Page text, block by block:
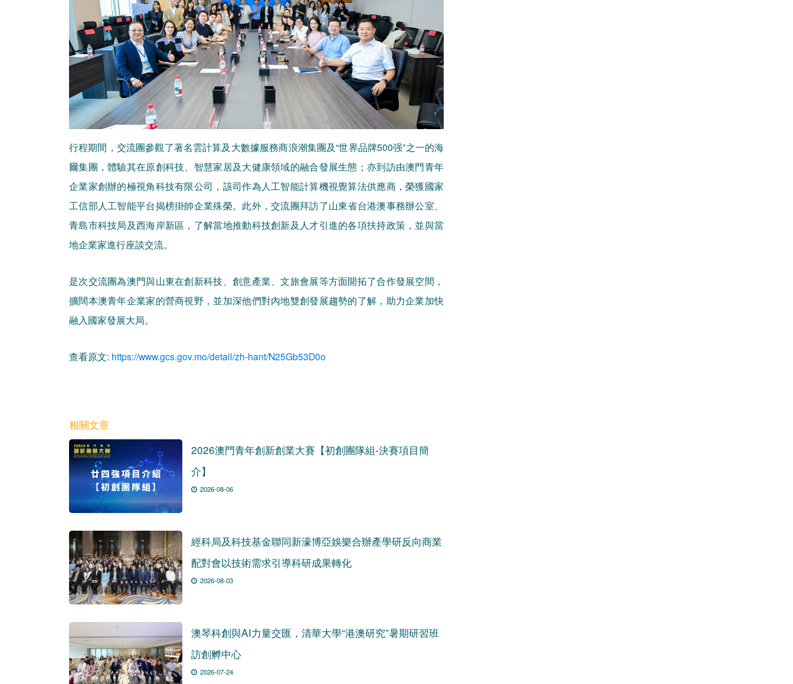
行程期間，交流團參觀了著名雲計算及大數據服務商浪潮集團及“世界品牌500强”之一的海
爾集團，體驗其在原創科技、智慧家居及大健康領域的融合發展生態；亦到訪由澳門青年
企業家創辦的極視角科技有限公司，該司作為人工智能計算機視覺算法供應商，榮獲國家
工信部人工智能平台揭榜掛帥企業殊榮。此外，交流團拜訪了山東省台港澳事務辦公室、
青島市科技局及西海岸新區，了解當地推動科技創新及人才引進的各項扶持政策，並與當
地企業家進行座談交流。
是次交流團為澳門與山東在創新科技、創意產業、文旅會展等方面開拓了合作發展空間，
擴闊本澳青年企業家的營商視野，並加深他們對內地雙創發展趨勢的了解，助力企業加快
融入國家發展大局。
查看原文: https://www.gcs.gov.mo/detail/zh-hant/N25Gb53D0o
相關文章
2026澳門青年創新創業大賽【初創團隊組-決賽項目簡
介】
2026-08-06
經科局及科技基金聯同新濠博亞娛樂合辦產學研反向商業
配對會以技術需求引導科研成果轉化
2026-08-03
澳琴科創與AI力量交匯，清華大學“港澳研究”暑期研習班
訪創孵中心
2026-07-24